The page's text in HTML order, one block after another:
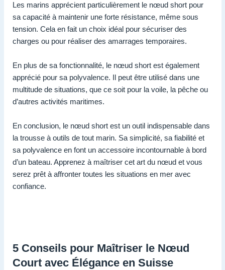
Les marins apprécient particulièrement le nœud short pour
sa capacité à maintenir une forte résistance, même sous
tension. Cela en fait un choix idéal pour sécuriser des
charges ou pour réaliser des amarrages temporaires.
En plus de sa fonctionnalité, le nœud short est également
apprécié pour sa polyvalence. Il peut être utilisé dans une
multitude de situations, que ce soit pour la voile, la pêche ou
d’autres activités maritimes.
En conclusion, le nœud short est un outil indispensable dans
la trousse à outils de tout marin. Sa simplicité, sa fiabilité et
sa polyvalence en font un accessoire incontournable à bord
d’un bateau. Apprenez à maîtriser cet art du nœud et vous
serez prêt à affronter toutes les situations en mer avec
confiance.
5 Conseils pour Maîtriser le Nœud
Court avec Élégance en Suisse